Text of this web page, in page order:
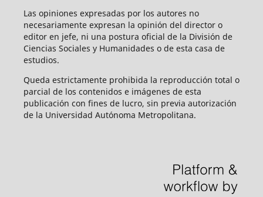
Las opiniones expresadas por los autores no
necesariamente expresan la opinión del director o
editor en jefe, ni una postura oficial de la División de
Ciencias Sociales y Humanidades o de esta casa de
estudios.
Queda estrictamente prohibida la reproducción total o
parcial de los contenidos e imágenes de esta
publicación con fines de lucro, sin previa autorización
de la Universidad Autónoma Metropolitana.